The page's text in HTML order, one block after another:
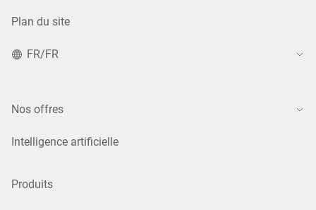
Plan du site
FR/FR
Nos offres
Intelligence artificielle
Produits